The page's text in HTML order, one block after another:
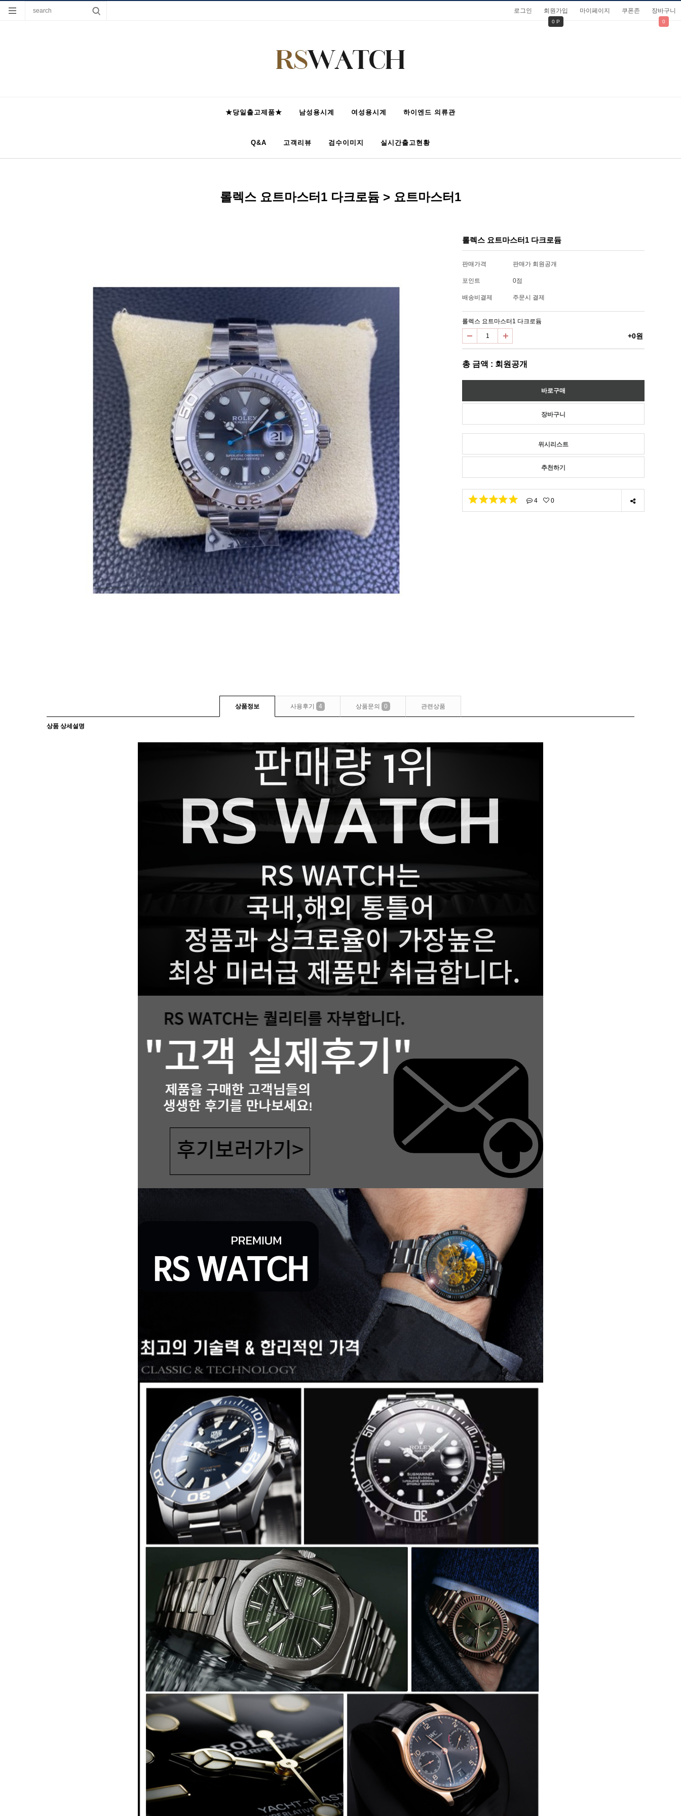
로그인 회원가입
0 P
마이페이지 쿠폰존 장바구니
0
★당일출고제품★ 남성용시계 여성용시계 하이엔드 의류관
Q&A 고객리뷰 검수이미지 실시간출고현황
롤렉스 요트마스터1 다크로듐 > 요트마스터1
롤렉스 요트마스터1 다크로듐
판매가격 판매가 회원공개
포인트 0점
배송비결제 주문시 결제
롤렉스 요트마스터1 다크로듐
+0원
총 금액 : 회원공개
위시리스트
추천하기
4 0
상품정보 사용후기 4 상품문의 0 관련상품
상품 상세설명